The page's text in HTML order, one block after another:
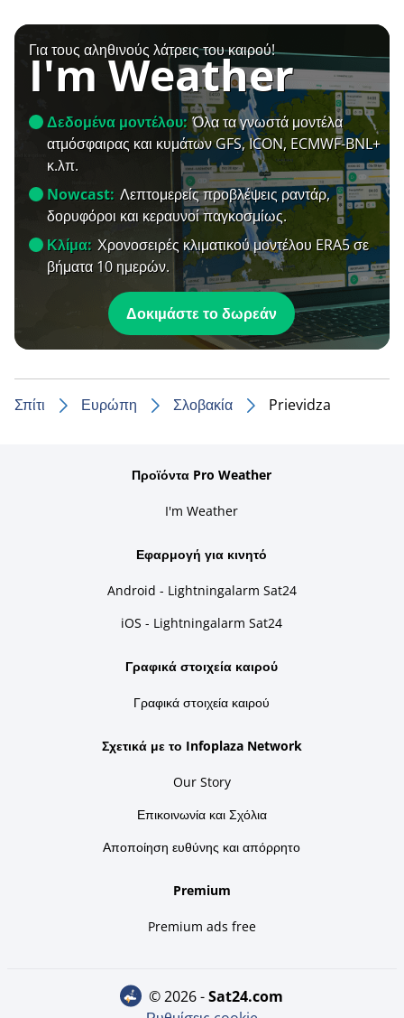
Για τους αληθινούς λάτρεις του καιρού!
I'm Weather
Δεδομένα μοντέλου: Όλα τα γνωστά μοντέλα
ατμόσφαιρας και κυμάτων GFS, ICON, ECMWF-BNL+
κ.λπ.
Nowcast: Λεπτομερείς προβλέψεις ραντάρ,
δορυφόροι και κεραυνοί παγκοσμίως.
Κλίμα: Χρονοσειρές κλιματικού μοντέλου ERA5 σε
βήματα 10 ημερών.
Δοκιμάστε το δωρεάν
Σπίτι Ευρώπη Σλοβακία Prievidza
Προϊόντα Pro Weather
I'm Weather
Εφαρμογή για κινητό
Android - Lightningalarm Sat24
iOS - Lightningalarm Sat24
Γραφικά στοιχεία καιρού
Γραφικά στοιχεία καιρού
Σχετικά με το Infoplaza Network
Our Story
Επικοινωνία και Σχόλια
Αποποίηση ευθύνης και απόρρητο
Premium
Premium ads free
© 2026 - sat24.com